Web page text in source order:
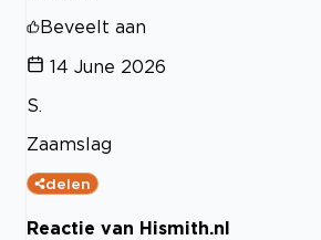
Beveelt aan
14 June 2026
S.
Zaamslag
delen
Reactie van Hismith.nl